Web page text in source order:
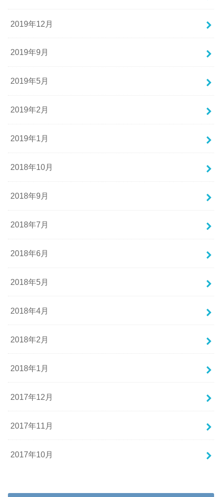
2019年12月
2019年9月
2019年5月
2019年2月
2019年1月
2018年10月
2018年9月
2018年7月
2018年6月
2018年5月
2018年4月
2018年2月
2018年1月
2017年12月
2017年11月
2017年10月